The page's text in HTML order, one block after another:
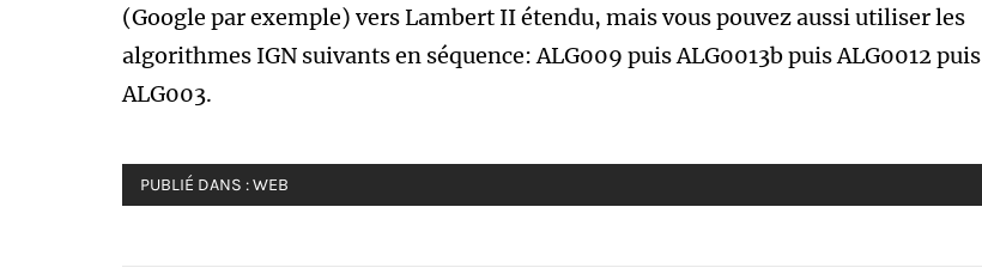
(Google par exemple) vers Lambert II étendu, mais vous pouvez aussi utiliser les
algorithmes IGN suivants en séquence: ALG009 puis ALG0013b puis ALG0012 puis
ALG003.
PUBLIÉ DANS :WEB